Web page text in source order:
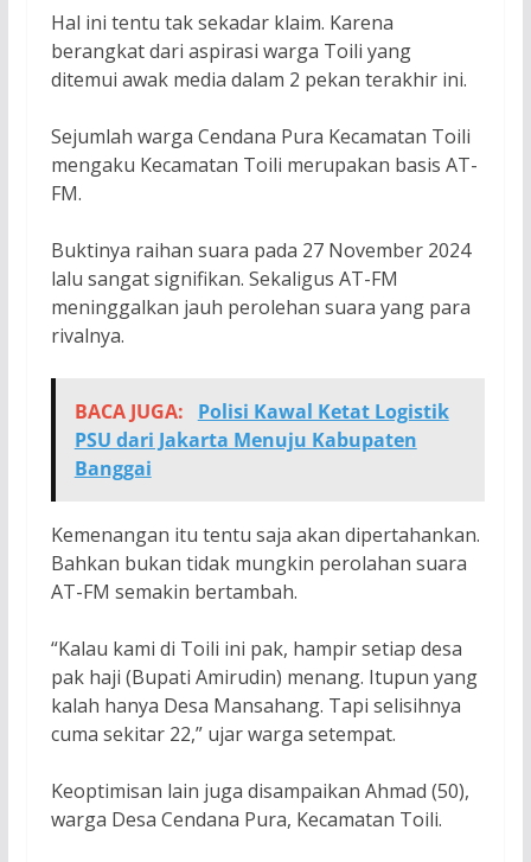
Hal ini tentu tak sekadar klaim. Karena
berangkat dari aspirasi warga Toili yang
ditemui awak media dalam 2 pekan terakhir ini.
Sejumlah warga Cendana Pura Kecamatan Toili
mengaku Kecamatan Toili merupakan basis AT-
FM.
Buktinya raihan suara pada 27 November 2024
lalu sangat signifikan. Sekaligus AT-FM
meninggalkan jauh perolehan suara yang para
rivalnya.
BACA JUGA:
Polisi Kawal Ketat Logistik
PSU dari Jakarta Menuju Kabupaten
Banggai
Kemenangan itu tentu saja akan dipertahankan.
Bahkan bukan tidak mungkin perolahan suara
AT-FM semakin bertambah.
“Kalau kami di Toili ini pak, hampir setiap desa
pak haji (Bupati Amirudin) menang. Itupun yang
kalah hanya Desa Mansahang. Tapi selisihnya
cuma sekitar 22,” ujar warga setempat.
Keoptimisan lain juga disampaikan Ahmad (50),
warga Desa Cendana Pura, Kecamatan Toili.